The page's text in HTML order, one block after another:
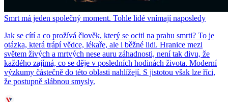
Smrt má jeden společný moment. Tohle lidé vnímají naposledy
Jak se cítí a co prožívá člověk, který se ocitl na prahu smrti? To je
otázka, která trápí vědce, lékaře, ale i běžné lidi. Hranice mezi
světem živých a mrtvých nese auru záhadnosti, není tak divu, že
každého zajímá, co se děje v posledních hodinách života. Moderní
výzkumy částečně do této oblasti nahlížejí. S jistotou však lze říci,
že postupně slábnou smysly.